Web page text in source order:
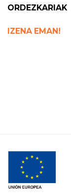
ORDEZKARIAK
IZENA EMAN!